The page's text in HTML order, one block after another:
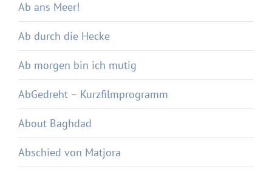
Ab ans Meer!
Ab durch die Hecke
Ab morgen bin ich mutig
AbGedreht – Kurzfilmprogramm
About Baghdad
Abschied von Matjora